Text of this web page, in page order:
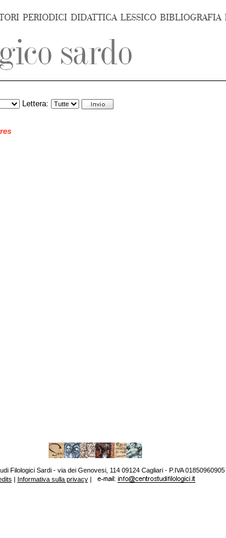
PERIODICI DIDATTICA LESSICO BIBLIOGRAFIA
Lettera:
Filologici Sardi - via dei Genovesi, 114 09124 Cagliari - P.IVA 01850960905
| Informativa sulla privacy|